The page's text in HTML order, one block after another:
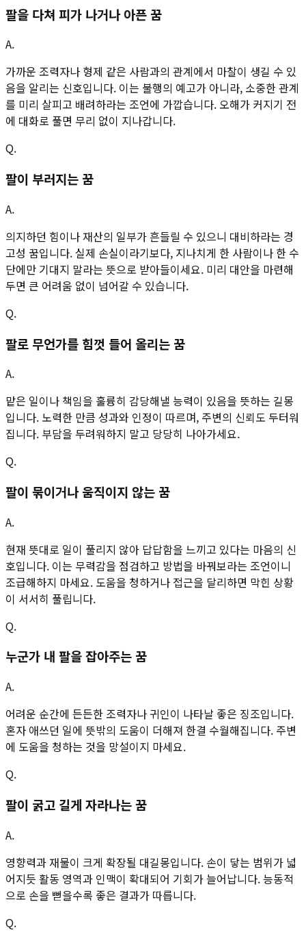
팔을 다쳐 피가 나거나 아픈 꿈
A.
가까운 조력자나 형제 같은 사람과의 관계에서 마찰이 생길 수 있
음을 알리는 신호입니다. 이는 불행의 예고가 아니라, 소중한 관계
를 미리 살피고 배려하라는 조언에 가깝습니다. 오해가 커지기 전
에 대화로 풀면 무리 없이 지나갑니다.
Q.
팔이 부러지는 꿈
A.
의지하던 힘이나 재산의 일부가 흔들릴 수 있으니 대비하라는 경
고성 꿈입니다. 실제 손실이라기보다, 지나치게 한 사람이나 한 수
단에만 기대지 말라는 뜻으로 받아들이세요. 미리 대안을 마련해
두면 큰 어려움 없이 넘어갈 수 있습니다.
Q.
팔로 무언가를 힘껏 들어 올리는 꿈
A.
맡은 일이나 책임을 훌륭히 감당해낼 능력이 있음을 뜻하는 길몽
입니다. 노력한 만큼 성과와 인정이 따르며, 주변의 신뢰도 두터워
집니다. 부담을 두려워하지 말고 당당히 나아가세요.
Q.
팔이 묶이거나 움직이지 않는 꿈
A.
현재 뜻대로 일이 풀리지 않아 답답함을 느끼고 있다는 마음의 신
호입니다. 이는 무력감을 점검하고 방법을 바꿔보라는 조언이니
조급해하지 마세요. 도움을 청하거나 접근을 달리하면 막힌 상황
이 서서히 풀립니다.
Q.
누군가 내 팔을 잡아주는 꿈
A.
어려운 순간에 든든한 조력자나 귀인이 나타날 좋은 징조입니다.
혼자 애쓰던 일에 뜻밖의 도움이 더해져 한결 수월해집니다. 주변
에 도움을 청하는 것을 망설이지 마세요.
Q.
팔이 굵고 길게 자라나는 꿈
A.
영향력과 재물이 크게 확장될 대길몽입니다. 손이 닿는 범위가 넓
어지듯 활동 영역과 인맥이 확대되어 기회가 늘어납니다. 능동적
으로 손을 뻗을수록 좋은 결과가 따릅니다.
Q.